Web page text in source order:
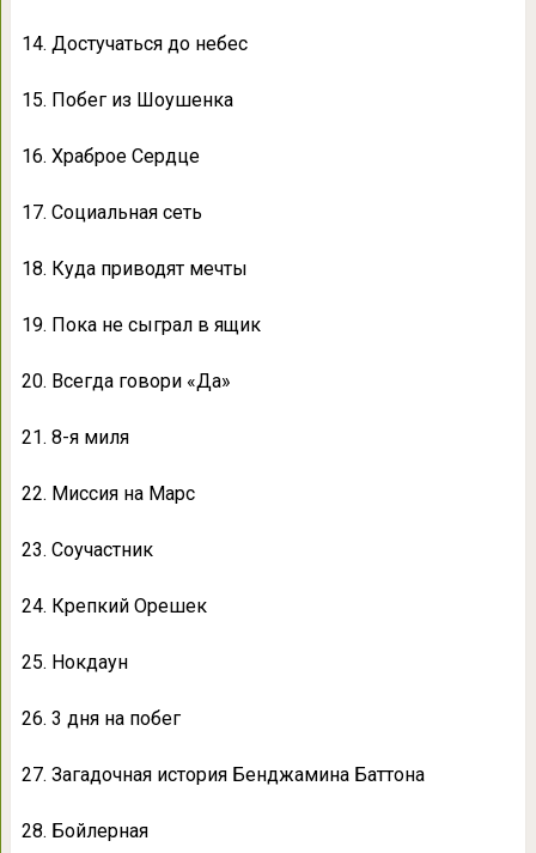
14. Достучаться до небес
15. Побег из Шоушенка
16. Храброе Сердце
17. Социальная сеть
18. Куда приводят мечты
19. Пока не сыграл в ящик
20. Всегда говори «Да»
21. 8-я миля
22. Миссия на Марс
23. Соучастник
24. Крепкий Орешек
25. Нокдаун
26. 3 дня на побег
27. Загадочная история Бенджамина Баттона
28. Бойлерная